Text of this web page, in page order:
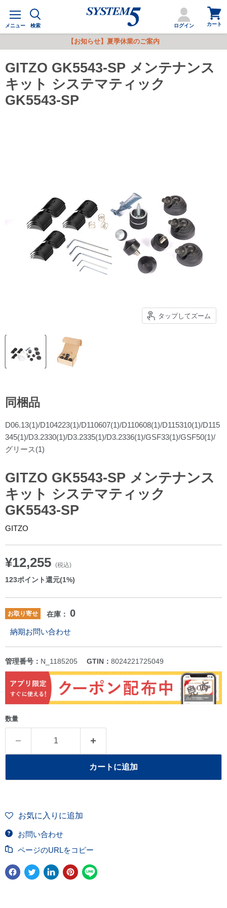
メ
ュ
メニュー 検索 ログイン
カ
ー
ト
を
る
カート
【お知らせ】夏季休業のご案内
GITZO GK5543-SP メンテナンス
キット システマティック
GK5543-SP
タップしてズーム
同梱品
D06.13(1)/D104223(1)/D110607(1)/D110608(1)/D115310(1)/D115
345(1)/D3.2330(1)/D3.2335(1)/D3.2336(1)/GSF33(1)/GSF50(1)/
グリース(1)
GITZO GK5543-SP メンテナンス
キット システマティック
GK5543-SP
GITZO
¥12,255 (税込)
123ポイント還元(1%)
お取り寄せ 在庫： 0
納期お問い合わせ
管理番号： N_1185205 GTIN： 8024221725049
数量
カートに追加
お気に入りに追加
お問い合わせ
ページのURLをコピー